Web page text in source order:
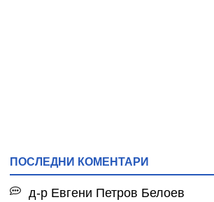
ПОСЛЕДНИ КОМЕНТАРИ
д-р Евгени Петров Белоев